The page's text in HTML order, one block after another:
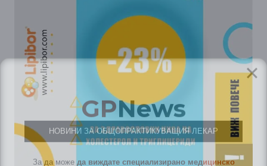
GPNews
НОВИНИ ЗА ОБЩОПРАКТИКУВАЩИЯ ЛЕКАР
За да можеда виждате специализирано медицинско
съдържание
медицински